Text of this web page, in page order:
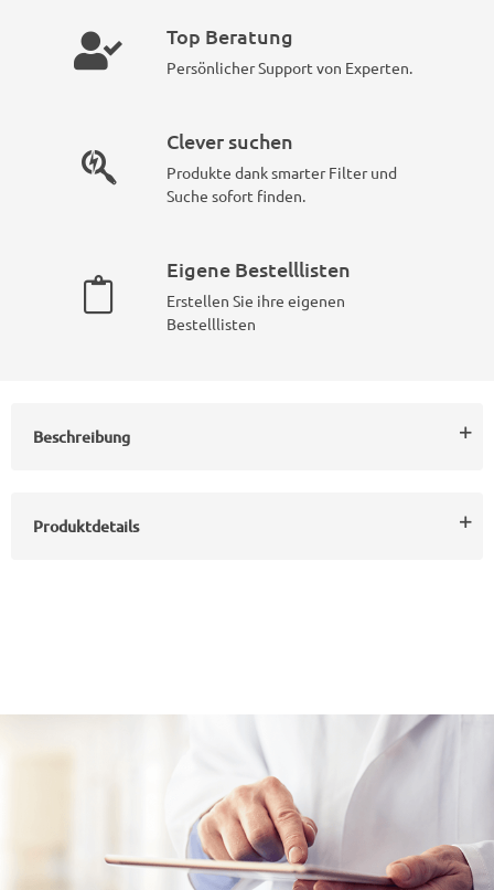
Top Beratung
Persönlicher Support von Experten.
Clever suchen
Produkte dank smarter Filter und
Suche sofort finden.
Eigene Bestelllisten
Erstellen Sie ihre eigenen
Bestelllisten
Beschreibung
Produktdetails